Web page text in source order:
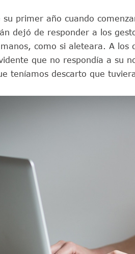
su primer año cuando
dejó de responder a los
como si aleteara. A
que no respondía a su
teníamos descarto que